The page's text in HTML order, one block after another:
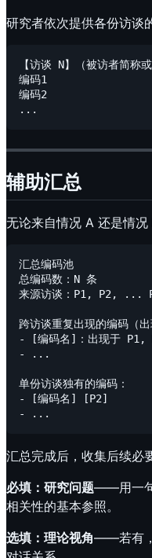
研究者依次提供各份访谈
【访谈 N】（被访者简称或
编码1
编码2
辅助汇总
无论来自情况 A 还是情况
汇总编码池
总编码数：N 条
来源访谈：P1, P2, ...
跨访谈重复出现的编码（
- [编码名]：出现于 P1,
- ...
单份访谈独有的编码：
- [编码名] [P2]
汇总完成后，收集后续必
必填：研究问题——用一句
相关性的基本参照。
选填：理论视角——若有，